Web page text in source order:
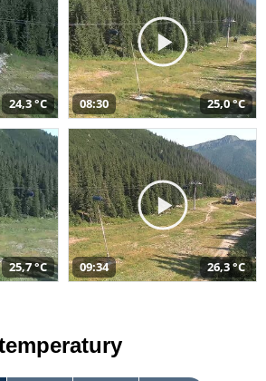
24,3 °C 08:30 25,0 °C
25,7 °C 09:34 26,3 °C